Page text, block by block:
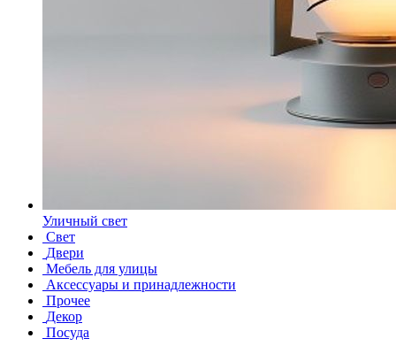
Уличный свет
Свет
Двери
Мебель для улицы
Аксессуары и принадлежности
Прочее
Декор
Посуда